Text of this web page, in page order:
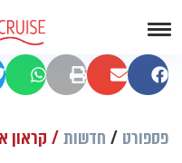
שתפו בפייסבוק
שתפו במיילהדפסהשתפו
פספורט חדשות קראון